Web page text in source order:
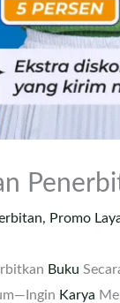
, Promo
Buku
Karya